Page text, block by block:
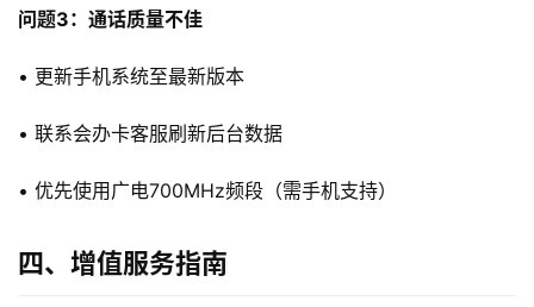
讯
更
页
问题3：通话质量不佳
• 更新手机系统至最新版本
• 联系会办卡客服刷新后台数据
• 优先使用广电700MHz频段（需手机支持）
四、增值服务指南